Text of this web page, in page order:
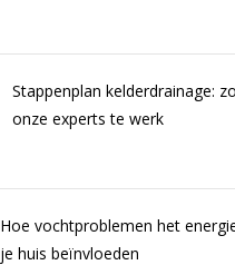
Stappenplan kelderdrainage:
onze experts te werk
Hoe vochtproblemen het
je huis beïnvloeden